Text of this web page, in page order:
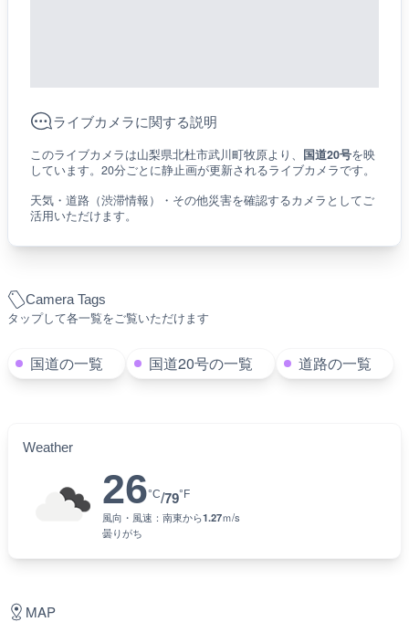
Camera Tags
タップして各一覧をご覧いただけます
国道の一覧 国道20号の一覧 道路の一覧
Weather
26°C/79°F
風向・風速： 南東から1.27ｍ/s
曇りがち
ライブカメラに関する説明
このライブカメラは山梨県北杜市武川町牧原より、 国道20号を映
しています。20分ごとに静止画が更新されるライブカメラです。
天気・道路（渋滞情報）・その他災害を確認するカメラとしてご
活用いただけます。
MAP